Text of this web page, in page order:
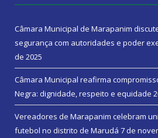
Câmara Municipal de Marapanim
segurança com autoridades e poder
de 2025
Câmara Municipal reafirma
Negra: dignidade, respeito e equidade
Vereadores de Marapanim celebram
futebol no distrito de Marudá 7 de